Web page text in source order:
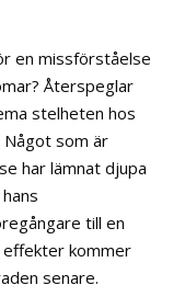
en missförståelse
Återspeglar
stelheten hos
som är
har lämnat djupa
till en
kommer
senare.